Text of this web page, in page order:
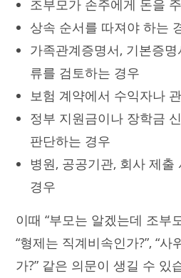
조부모가 손주에게 돈을
상속 순서를 따져야 하는
가족관계증명서, 기본증
류를 검토하는 경우
보험 계약에서 수익자나
정부 지원금이나 장학금
판단하는 경우
병원, 공공기관, 회사 제
경우
이때 “부모는 알겠는데 조부
“형제는 직계비속인가?”, “
가?” 같은 의문이 생길 수 있